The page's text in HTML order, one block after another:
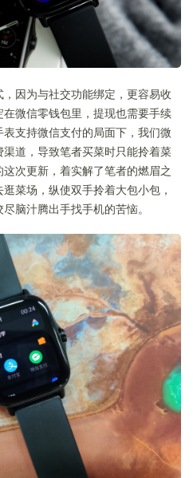
因为与社交功能绑定，更容易收
微信零钱包里，提现也需要手续
支持微信支付的局面下，我们微
道，导致笔者买菜时只能拎着菜
次更新，着实解了笔者的燃眉之
菜场，纵使双手拎着大包小包，
脑汁腾出手找手机的苦恼。